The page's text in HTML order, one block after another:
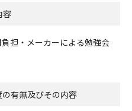
容
担・メーカーによる勉強会
有無及びその内容